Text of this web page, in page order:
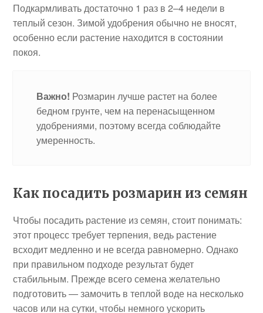
Подкармливать достаточно 1 раз в 2–4 недели в
теплый сезон. Зимой удобрения обычно не вносят,
особенно если растение находится в состоянии
покоя.
Важно! Розмарин лучше растет на более
бедном грунте, чем на перенасыщенном
удобрениями, поэтому всегда соблюдайте
умеренность.
Как посадить розмарин из семян
Чтобы посадить растение из семян, стоит понимать:
этот процесс требует терпения, ведь растение
всходит медленно и не всегда равномерно. Однако
при правильном подходе результат будет
стабильным. Прежде всего семена желательно
подготовить — замочить в теплой воде на несколько
часов или на сутки, чтобы немного ускорить